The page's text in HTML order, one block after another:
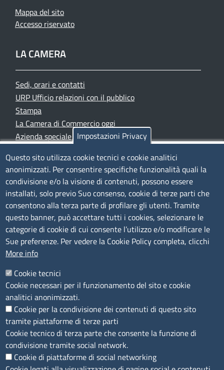
Mappa del sito
Accesso riservato
LA CAMERA
Sedi, orari e contatti
URP Ufficio relazioni con il pubblico
Stampa
La Camera di Commercio oggi
Azienda speciale PromoFirenze
TRASPARENZA
Albo Online
Amministrazione trasparente
Bandi e concorsi
Segnalazioni Whistleblowing
Accessibilità
IBAN e pagamenti informatici
Informative privacy e cookie
Verifiche PA
Attuazione misure PNRR
Modulistica
SEGUICI SU
Impostazioni Privacy
Questo sito utilizza cookie tecnici e cookie analitici
anonimizzati. Per consentire specifiche funzionalità quali la
condivisione e/o la visione di contenuti, possono essere
installati, solo previo Suo consenso, cookie di terze parti che
consentono alla terza parte di profilare gli utenti. Tramite
questo banner, può accettare tutti i cookies, selezionare le
categorie di cookie di cui consente l’utilizzo e/o modificare le
Sue preferenze. Per vedere la Cookie Policy completa, clicchi
More info
Cookie tecnici
Cookie necessari per il funzionamento del sito e cookie
analitici anonimizzati.
Cookie per la condivisione dei contenuti di questo sito
tramite piattaforme di terze parti
Cookie tecnico di terza parte che consente la funzione di
condivisione tramite social network.
Cookie di piattaforme di social networking